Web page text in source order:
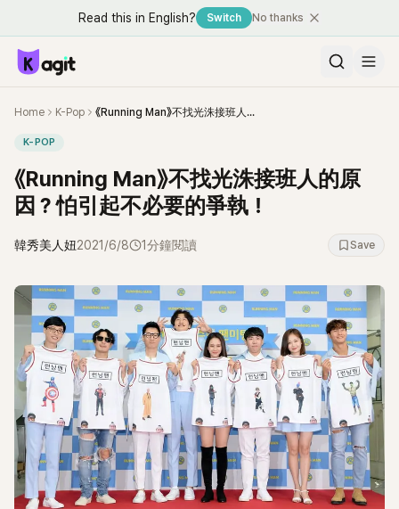
Read this in English? Switch No thanks
Home K-Pop 《Running Man》不找光洙接班人的原因？怕引起不必要的爭執！
K-POP
《Running Man》不找光洙接班人的原
因？怕引起不必要的爭執！
韓秀美人妞2021/6/8 1分鐘閱讀 Save